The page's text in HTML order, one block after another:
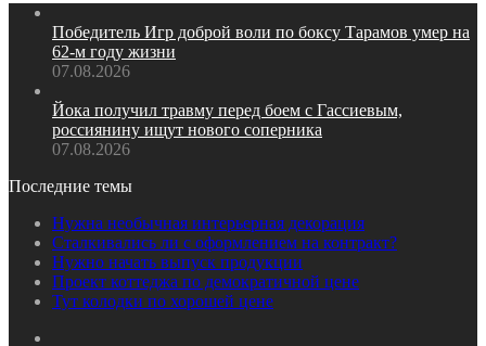
Победитель Игр доброй воли по боксу Тарамов умер на
62‑м году жизни
07.08.2026
Йока получил травму перед боем с Гассиевым,
россиянину ищут нового соперника
07.08.2026
Последние темы
Нужна необычная интерьерная декорация
Сталкивались ли с оформлением на контракт?
Нужно начать выпуск продукции
Проект коттеджа по демократичной цене
Тут колодки по хорошей цене